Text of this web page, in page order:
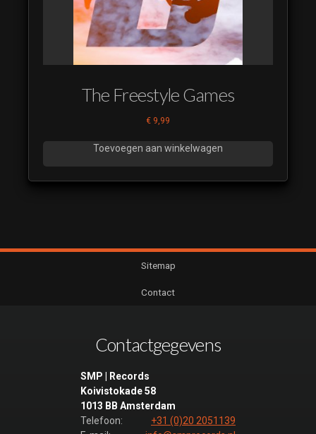
The Freestyle Games
€ 9,99
Toevoegen aan winkelwagen
Sitemap
Contact
Contactgegevens
SMP | Records
Koivistokade 58
1013 BB Amsterdam
Telefoon:
+31 (0)20 2051139